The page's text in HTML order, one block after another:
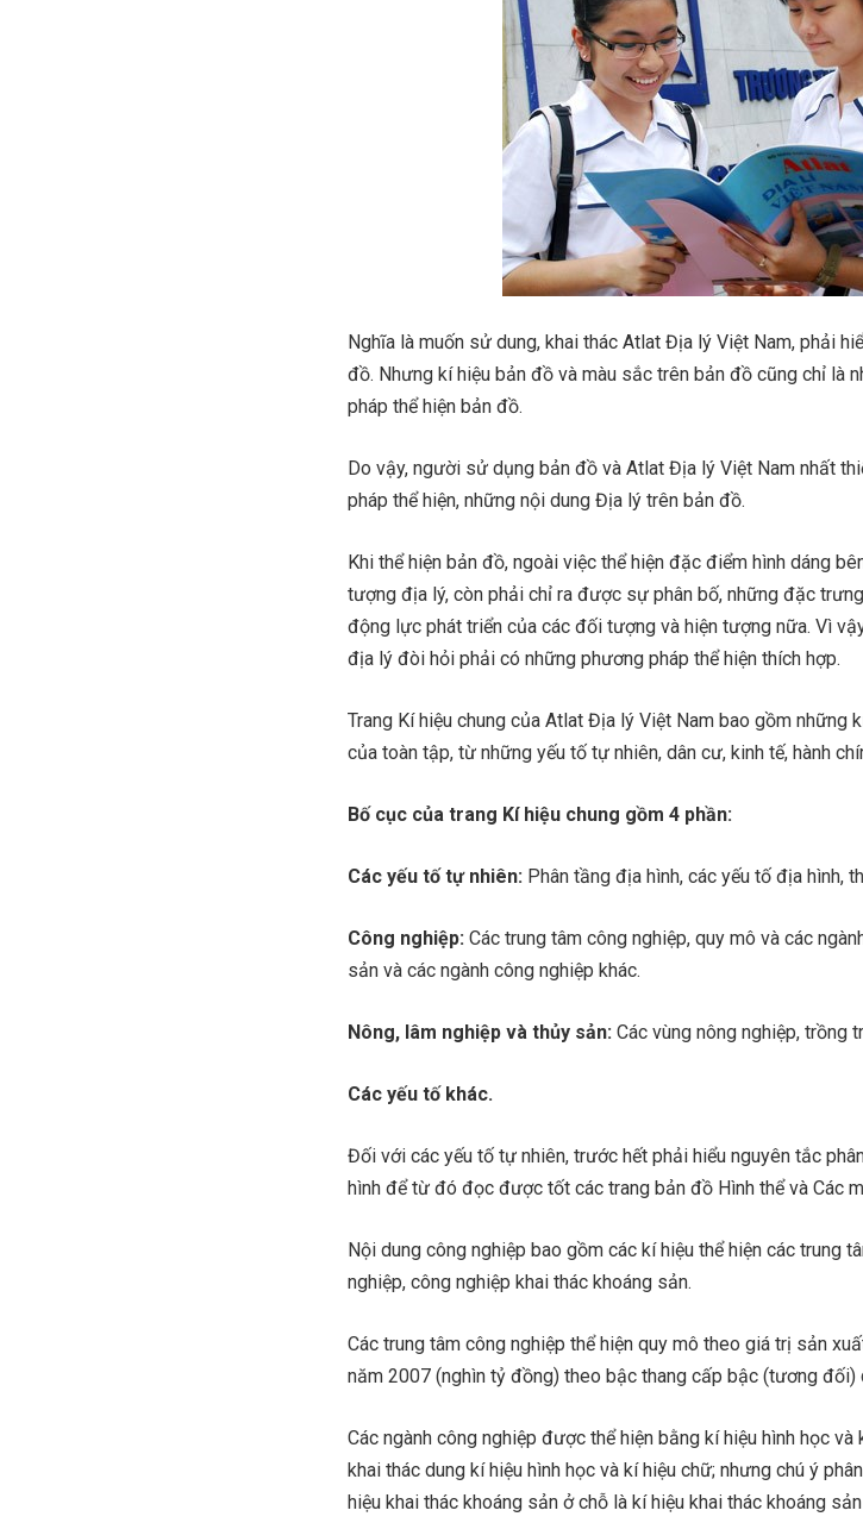
Nghĩa là muốn sử dung, khai thác Atlat Địa lý Việt Nam, phải
đồ. Nhưng kí hiệu bản đồ và màu sắc trên bản đồ cũng chỉ là
pháp thể hiện bản đồ.
Do vậy, người sử dụng bản đồ và Atlat Địa lý Việt Nam nhất
pháp thể hiện, những nội dung Địa lý trên bản đồ.
Khi thể hiện bản đồ, ngoài việc thể hiện đặc điểm hình dáng
tượng địa lý, còn phải chỉ ra được sự phân bố, những đặc
động lực phát triển của các đối tượng và hiện tượng nữa. Vì
địa lý đòi hỏi phải có những phương pháp thể hiện thích hợp.
Trang Kí hiệu chung của Atlat Địa lý Việt Nam bao gồm những
của toàn tập, từ những yếu tố tự nhiên, dân cư, kinh tế, hành
Bố cục của trang Kí hiệu chung gồm 4 phần:
Các yếu tố tự nhiên: Phân tầng địa hình, các yếu tố địa hình,
Công nghiệp: Các trung tâm công nghiệp, quy mô và các
sản và các ngành công nghiệp khác.
Nông, lâm nghiệp và thủy sản: Các vùng nông nghiệp, trồng
Các yếu tố khác.
Đối với các yếu tố tự nhiên, trước hết phải hiểu nguyên tắc
hình để từ đó đọc được tốt các trang bản đồ Hình thể và Các
Nội dung công nghiệp bao gồm các kí hiệu thể hiện các trung
nghiệp, công nghiệp khai thác khoáng sản.
Các trung tâm công nghiệp thể hiện quy mô theo giá trị sản
năm 2007 (nghìn tỷ đồng) theo bậc thang cấp bậc (tương đối)
Các ngành công nghiệp được thể hiện bằng kí hiệu hình học và
khai thác dung kí hiệu hình học và kí hiệu chữ; nhưng chú ý
hiệu khai thác khoáng sản ở chỗ là kí hiệu khai thác khoáng